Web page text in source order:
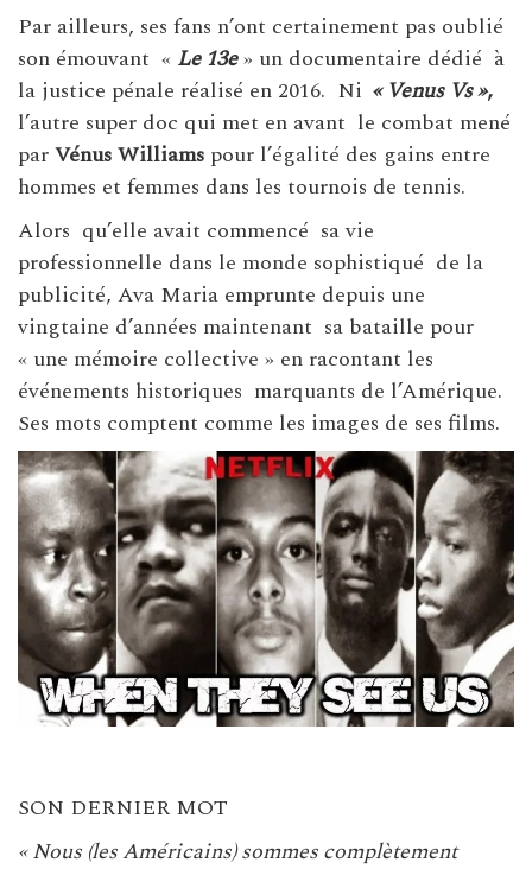
Par ailleurs, ses fans n’ont certainement pas oublié
son émouvant « Le 13e» un documentaire dédié à
la justice pénale réalisé en 2016. Ni « Venus Vs »,
l’autre super doc qui met en avant le combat mené
parVénus Williams pour l’égalité des gains entre
hommes et femmes dans les tournois de tennis.
Alors qu’elle avait commencé sa vie
professionnelle dans le monde sophistiqué de la
publicité, Ava Maria emprunte depuis une
vingtaine d’années maintenant sa bataille pour
« une mémoire collective » en racontant les
événements historiques marquants de l’Amérique.
Ses mots comptent comme les images de ses films.
SON DERNIER MOT
« Nous (les Américains) sommes complètement